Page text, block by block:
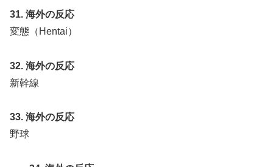
31. 海外の反応
変態（Hentai）
32. 海外の反応
新幹線
33. 海外の反応
野球